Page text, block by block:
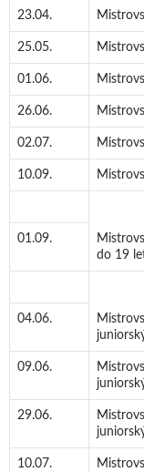
23.04.
25.05.
01.06.
26.06.
02.07.
10.09.
01.09.
do 19
04.06.
09.06.
29.06.
10.07.